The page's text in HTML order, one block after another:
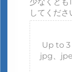
してくださ
Up to
jpg、